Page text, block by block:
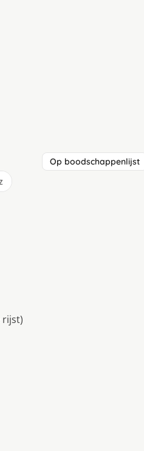
Op boodschappenlijst
rijst)